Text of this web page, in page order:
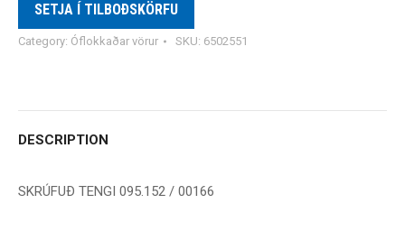
SETJA Í TILBOÐSKÖRFU
Category: Óflokkaðar vörur SKU: 6502551
DESCRIPTION
SKRÚFUÐ TENGI 095.152 / 00166